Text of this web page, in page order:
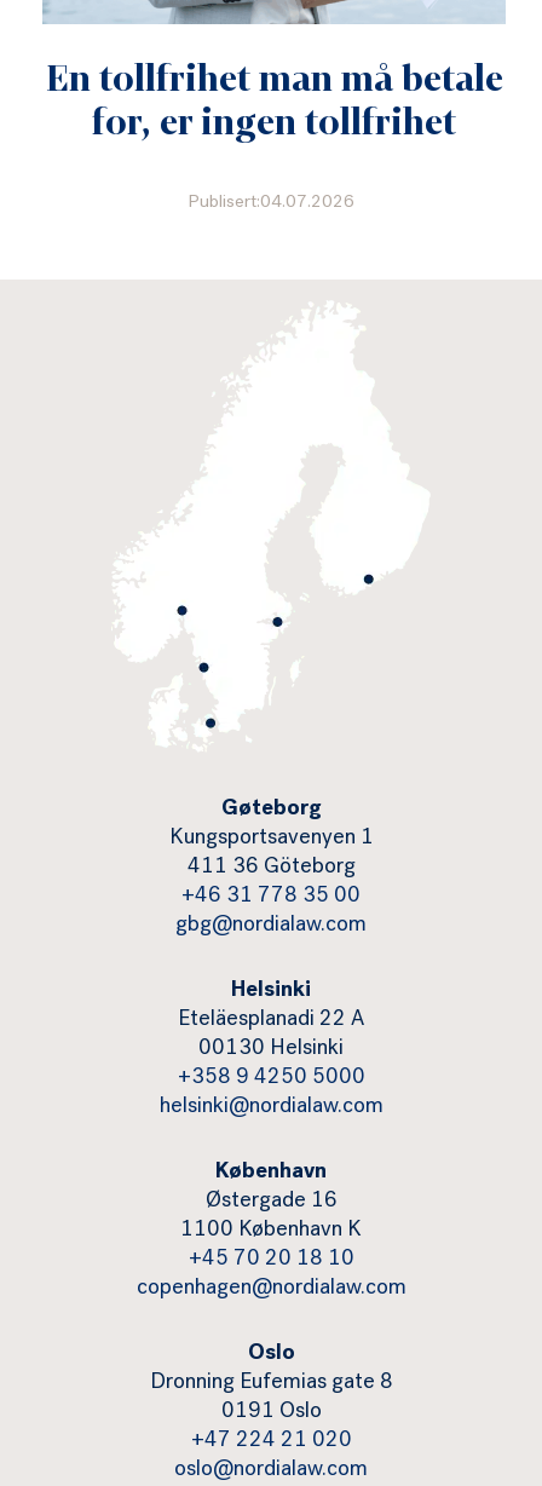
En tollfrihet man må betale
for, er ingen tollfrihet
Publisert:04.07.2026
Gøteborg
Kungsportsavenyen 1
411 36 Göteborg
+46 31 778 35 00
gbg@nordialaw.com
Helsinki
Eteläesplanadi 22 A
00130 Helsinki
+358 9 4250 5000
helsinki@nordialaw.com
København
Østergade 16
1100 København K
+45 70 20 18 10
copenhagen@nordialaw.com
Oslo
Dronning Eufemias gate 8
0191 Oslo
+47 224 21 020
oslo@nordialaw.com